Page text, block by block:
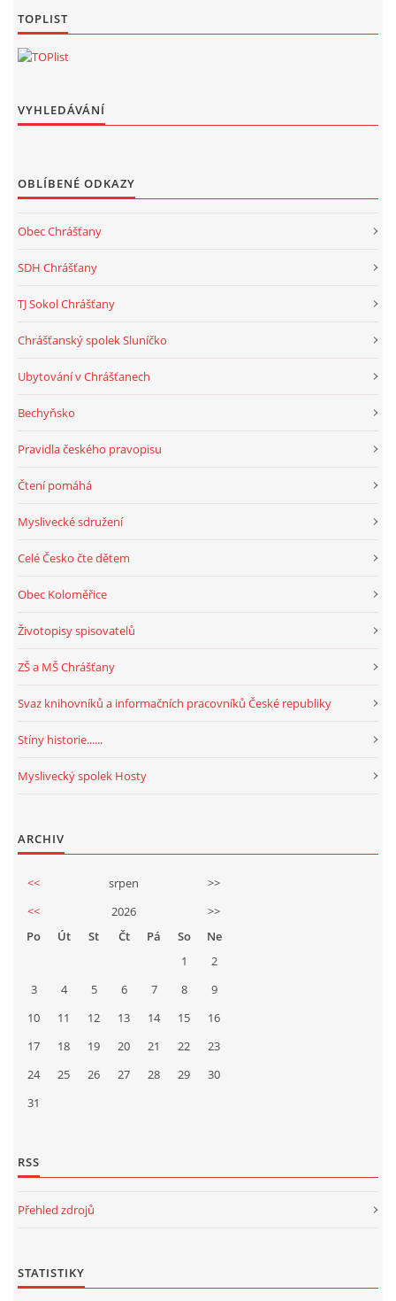
TOPLIST
VYHLEDÁVÁNÍ
OBLÍBENÉ ODKAZY
Obec Chrášťany
SDH Chrášťany
TJ Sokol Chrášťany
Chrášťanský spolek Sluníčko
Ubytování v Chrášťanech
Bechyňsko
Pravidla českého pravopisu
Čtení pomáhá
Myslivecké sdružení
Celé Česko čte dětem
Obec Koloměřice
Životopisy spisovatelů
ZŠ a MŠ Chrášťany
Svaz knihovníků a informačních pracovníků České republiky
Stíny historie......
Myslivecký spolek Hosty
ARCHIV
<< srpen
>>
<<
2026
>>
Po
Út St Čt Pá So
Ne
1
2
3
4 5 6 7 8
9
10
11 12 13 14 15
16
17
18 19 20 21 22
23
24
25 26 27 28 29
30
31
RSS
Přehled zdrojů
STATISTIKY